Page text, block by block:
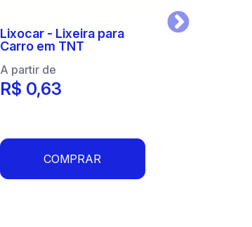
Lixocar - Lixeira para
Carro em TNT
A partir de
R$ 0,63
COMPRAR
Proximo